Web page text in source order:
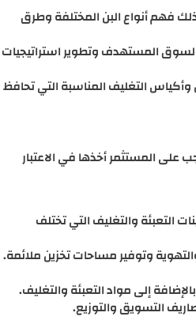
فهم أنواع البن المختلفة وطرق
المستهدف وتطوير استراتيجيات
وأكياس التغليف المناسبة التي تحافظ
على المستثمر أخذها في الاعتبار
التعبئة والتغليف التي تختلف
وتوفير مساحات تخزين ملائمة.
إلى مواد التعبئة والتغليف.
التسويق والتوزيع.